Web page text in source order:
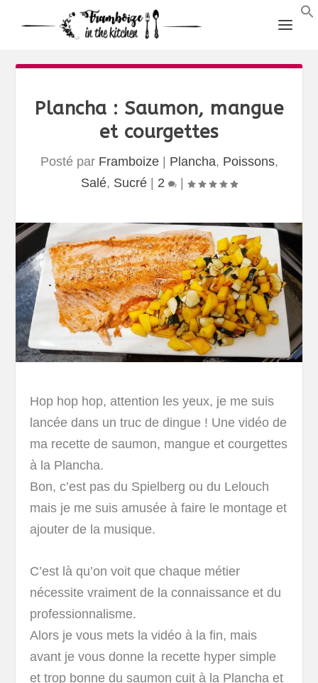
Plancha : Saumon, mangue
et courgettes
Posté par Framboize| Plancha, Poissons,
Salé, Sucré 2
Hop hop hop, attention les yeux, je me suis
lancée dans un truc de dingue ! Une vidéo de
ma recette de saumon, mangue et courgettes
à la Plancha.
Bon, c’est pas du Spielberg ou du Lelouch
mais je me suis amusée à faire le montage et
ajouter de la musique.
C’est là qu’on voit que chaque métier
nécessite vraiment de la connaissance et du
professionnalisme.
Alors je vous mets la vidéo à la fin, mais
avant je vous donne la recette hyper simple
et trop bonne du saumon cuit à la Plancha et